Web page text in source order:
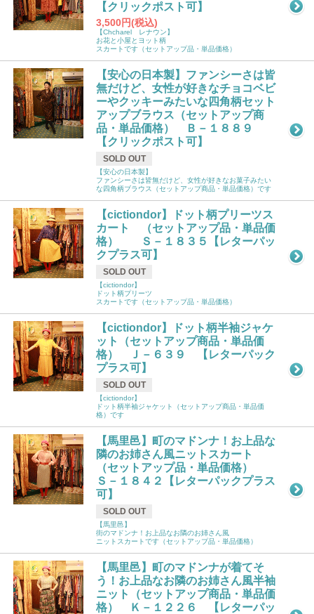
【クリックポスト可】
3,500円(税込)
【Chcharel レナウン】
お花と小屋とヨット柄
スカートです（セットアップ品・単品価格）
【安心の日本製】ファンシーさは皆
無だけど、女性が好きなチョコベビ
ーやクッキーみたいな四角柄セット
アップブラウス（セットアップ商
品・単品価格） Ｂ－１８８９
【クリックポスト可】
SOLD OUT
【安心の日本製】
ファンシーさは皆無だけど、女性が好きなお菓子みたい
な四角柄ブラウス（セットアップ商品・単品価格）です
【cictiondor】ドット柄プリーツス
カート （セットアップ品・単品価
格） Ｓ－１８３５【レターパッ
クプラス可】
SOLD OUT
【cictiondor】
ドット柄プリーツ
スカートです（セットアップ品・単品価格）
【cictiondor】ドット柄半袖ジャケ
ット（セットアップ商品・単品価
格） Ｊ－６３９ 【レターパック
プラス可】
SOLD OUT
【cictiondor】
ドット柄半袖ジャケット（セットアップ商品・単品価
格）です
【馬里邑】町のマドンナ！お上品な
隣のお姉さん風ニットスカート
（セットアップ品・単品価格）
Ｓ－１８４２【レターパックプラス
可】
SOLD OUT
【馬里邑】
街のマドンナ！お上品なお隣のお姉さん風
ニットスカートです（セットアップ品・単品価格）
【馬里邑】町のマドンナが着てそ
う！お上品なお隣のお姉さん風半袖
ニット（セットアップ商品・単品価
格） Ｋ－１２２６ 【レターパッ